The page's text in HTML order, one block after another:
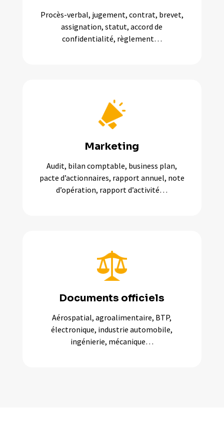
Procès-verbal, jugement, contrat, brevet,
assignation, statut, accord de
confidentialité, règlement…
Marketing
Audit, bilan comptable, business plan,
pacte d’actionnaires, rapport annuel, note
d’opération, rapport d’activité…
Documents officiels
Aérospatial, agroalimentaire, BTP,
électronique, industrie automobile,
ingénierie, mécanique…